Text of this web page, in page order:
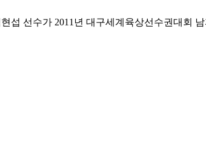
선수가 2011년 대구세계육상선수권대회 남